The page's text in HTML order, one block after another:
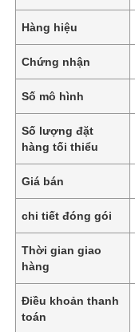
Hàng hiệu
Chứng nhận
Số mô hình
Số lượng đặt
hàng tối thiểu
Giá bán
chi tiết đóng gói
Thời gian giao
hàng
Điều khoản thanh
toán